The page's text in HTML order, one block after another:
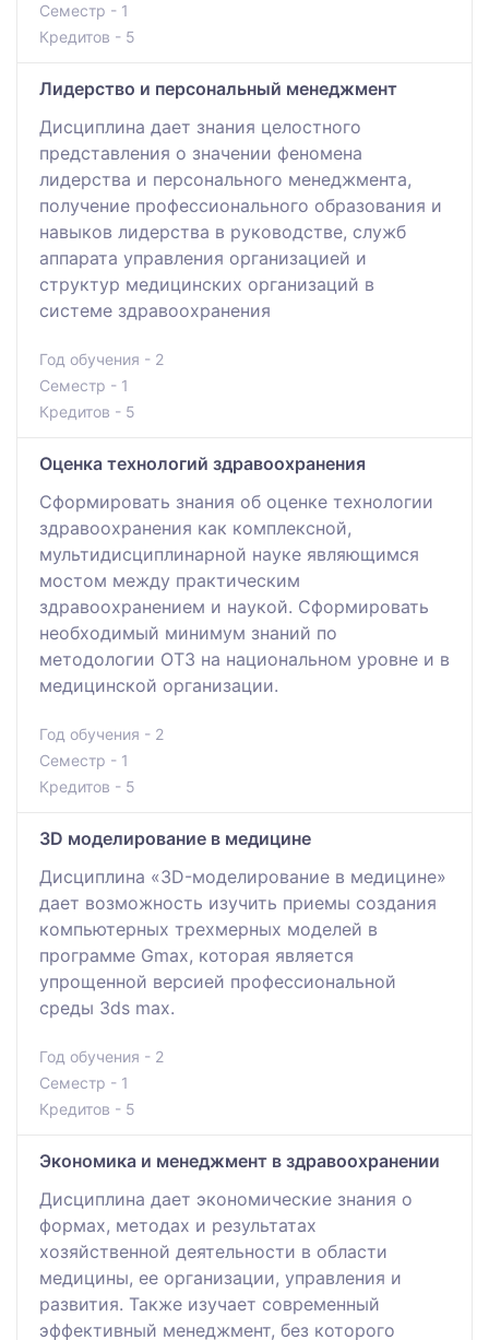
Семестр - 1
Кредитов - 5
Лидерство и персональный менеджмент
Дисциплина дает знания целостного
представления о значении феномена
лидерства и персонального менеджмента,
получение профессионального образования и
навыков лидерства в руководстве, служб
аппарата управления организацией и
структур медицинских организаций в
системе здравоохранения
Год обучения - 2
Семестр - 1
Кредитов - 5
Оценка технологий здравоохранения
Сформировать знания об оценке технологии
здравоохранения как комплексной,
мультидисциплинарной науке являющимся
мостом между практическим
здравоохранением и наукой. Сформировать
необходимый минимум знаний по
методологии ОТЗ на национальном уровне и в
медицинской организации.
Год обучения - 2
Семестр - 1
Кредитов - 5
3D моделирование в медицине
Дисциплина «3D-моделирование в медицине»
дает возможность изучить приемы создания
компьютерных трехмерных моделей в
программе Gmax, которая является
упрощенной версией профессиональной
среды 3ds max.
Год обучения - 2
Семестр - 1
Кредитов - 5
Экономика и менеджмент в здравоохранении
Дисциплина дает экономические знания о
формах, методах и результатах
хозяйственной деятельности в области
медицины, ее организации, управления и
развития. Также изучает современный
эффективный менеджмент, без которого